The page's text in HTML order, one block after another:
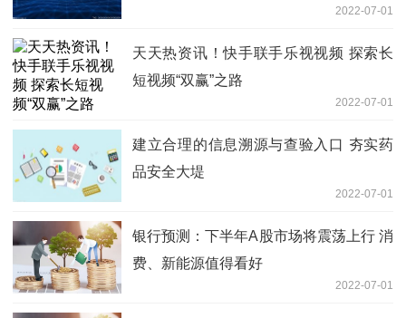
2022-07-01
天天热资讯！快手联手乐视视频 探索长
短视频“双赢”之路
2022-07-01
建立合理的信息溯源与查验入口 夯实药
品安全大堤
2022-07-01
银行预测：下半年A股市场将震荡上行 消
费、新能源值得看好
2022-07-01